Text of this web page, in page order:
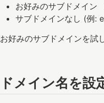
お好みのサブドメイン
サブドメインなし (例:
お好みのサブドメインを試
ドメイン名を設